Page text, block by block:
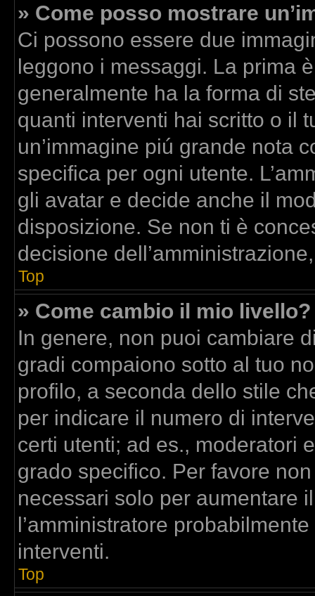
» Come posso mostrare
Ci possono essere due
leggono i messaggi. La prima
generalmente ha la forma di
quanti interventi hai scritto o il
un’immagine piú grande nota
specifica per ogni utente.
gli avatar e decide anche il
disposizione. Se non ti è
decisione
Top
» Come cambio il mio livello?
In genere, non puoi cambiare
gradi compaiono sotto al tuo
profilo, a seconda dello stile
per indicare il numero di
certi utenti; ad es., moderatori
grado specifico. Per favore
necessari solo per aumentare
l’amministratore
interventi.
Top